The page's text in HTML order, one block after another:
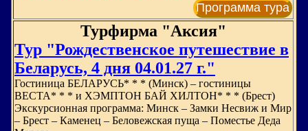
Программа тура
Турфирма "Аксия"
Тур "Рождественское путешествие в
Беларусь, 4 дня 04.01.27 г."
Гостиница БЕЛАРУСЬ* * * (Минск) – гостиницы
ВЕСТА* * * и ХЭМПТОН БАЙ ХИЛТОН* * * (Брест)
Экскурсионная программа: Минск – Замки Несвиж и Мир
– Брест – Каменец – Беловежская пуща – Поместье Деда